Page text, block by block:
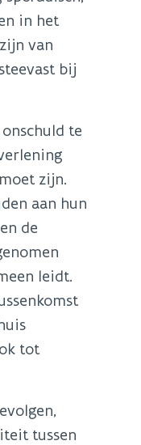
in het
van
bij
te
zijn.
aan hun
de
leidt.
tot
tussen